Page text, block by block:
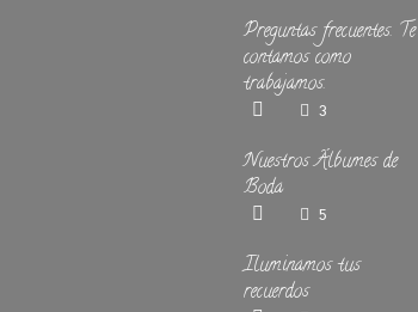
Preguntas frecuentes. Te
contamos como
trabajamos.
3
Nuestros Álbumes de
Boda
5
Iluminamos tus
recuerdos